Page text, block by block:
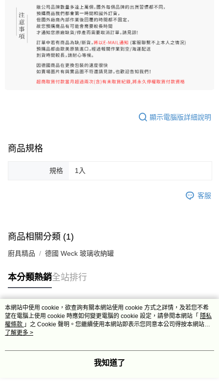
每筆NT$100，滿NT$999(含以上)免運費
離島宅配（澎湖、金門、馬祖、小琉球）
每筆NT$250，滿NT$3,000(含以上)免運費
付款後門市自取
顯示電腦版詳細說明
商品規格
規格 1入
客服
商品相關分類 (1)
廚具精品 德國 Weck 玻璃收納罐
本分類熱銷全站排行
熱門標籤
本網站中使用 cookie，欲查詢有關本網站使用 cookie 方式之詳情，及若您不希
望在電腦上使用 cookie 時應如何變更電腦的 cookie 設定，請參閱本網站「 隱私
權條款 」之 Cookie 聲明。您繼續使用本網站即表示您同意本公司得按本網站使
用條款之 Cookie 聲明使用 cookie。
了解更多 >
我知道了